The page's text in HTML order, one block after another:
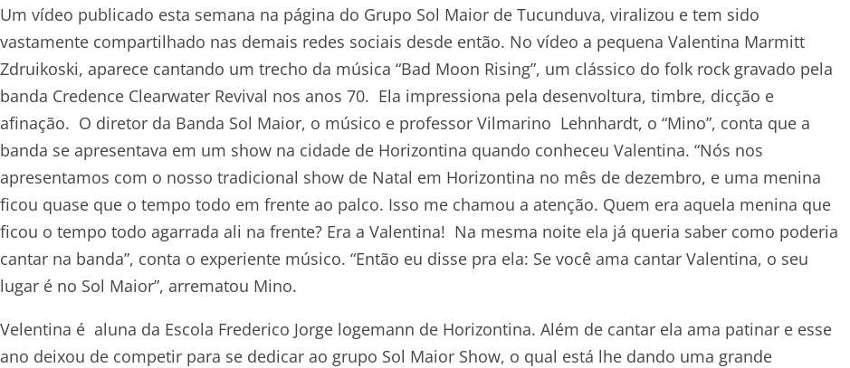
Um vídeo publicado esta semana na página do Grupo Sol Maior de Tucunduva, viralizou e tem sido
vastamente compartilhado nas demais redes sociais desde então. No vídeo a pequena Valentina Marmitt
Zdruikoski, aparece cantando um trecho da música “Bad Moon Rising”, um clássico do folk rock gravado pela
banda Credence Clearwater Revival nos anos 70. Ela impressiona pela desenvoltura, timbre, dicção e
afinação. O diretor da Banda Sol Maior, o músico e professor Vilmarino Lehnhardt, o “Mino”, conta que a
banda se apresentava em um show na cidade de Horizontina quando conheceu Valentina. “Nós nos
apresentamos com o nosso tradicional show de Natal em Horizontina no mês de dezembro, e uma menina
ficou quase que o tempo todo em frente ao palco. Isso me chamou a atenção. Quem era aquela menina que
ficou o tempo todo agarrada ali na frente? Era a Valentina! Na mesma noite ela já queria saber como poderia
cantar na banda”, conta o experiente músico. “Então eu disse pra ela: Se você ama cantar Valentina, o seu
lugar é no Sol Maior”, arrematou Mino.
Velentina é aluna da Escola Frederico Jorge logemann de Horizontina. Além de cantar ela ama patinar e esse
ano deixou de competir para se dedicar ao grupo Sol Maior Show, o qual está lhe dando uma grande